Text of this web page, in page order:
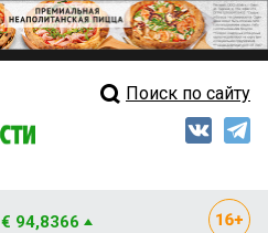
Свежий выпускПоиск по сайту
€ 94,8366